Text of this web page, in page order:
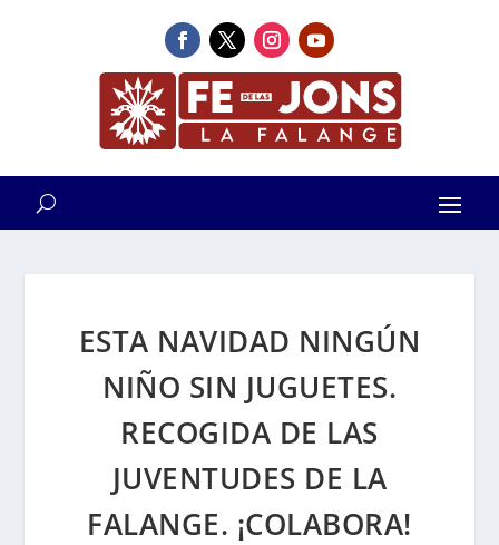
ESTA NAVIDAD NINGÚN
NIÑO SIN JUGUETES.
RECOGIDA DE LAS
JUVENTUDES DE LA
FALANGE. ¡COLABORA!